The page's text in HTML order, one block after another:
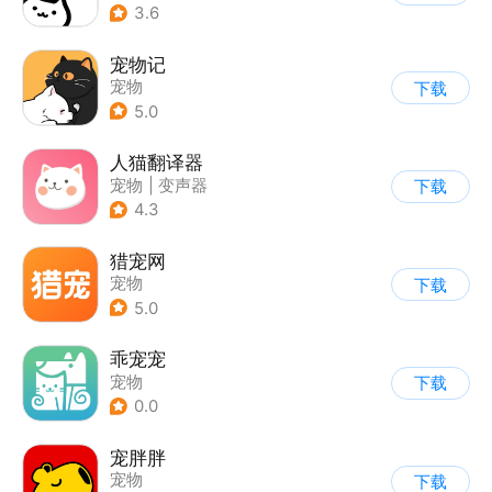
3.6
宠物记
宠物
5.0
下载
人猫翻译器
宠物
变声器
4.3
下载
猎宠网
宠物
5.0
下载
乖宠宠
宠物
0.0
下载
宠胖胖
宠物
下载